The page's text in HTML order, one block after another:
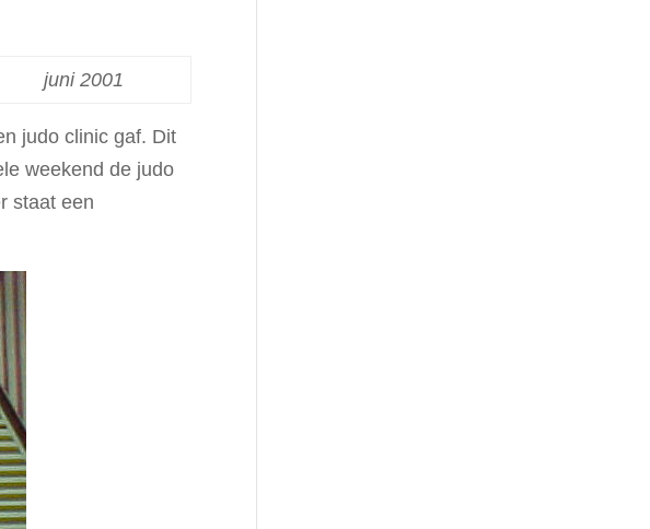
juni 2001
judo clinic gaf. Dit
weekend de judo
staat een